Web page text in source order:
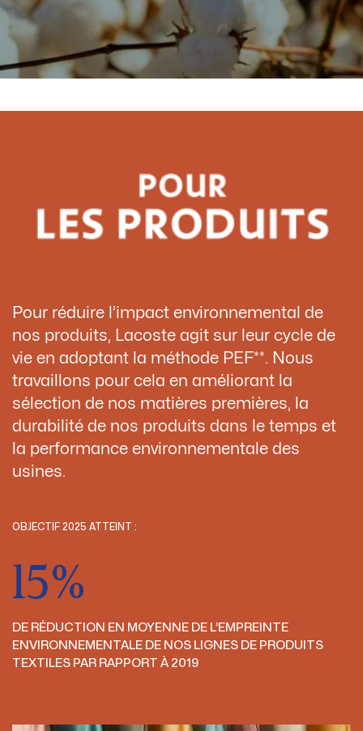
Pour réduire l’impact environnemental de
nos produits, Lacoste agit sur leur cycle de
vie en adoptant la méthode PEF**. Nous
travaillons pour cela en améliorant la
sélection de nos matières premières, la
durabilité de nos produits dans le temps et
la performance environnementale des
usines.
OBJECTIF 2025 ATTEINT :
15%
DE RÉDUCTION EN MOYENNE DE L’EMPREINTE
ENVIRONNEMENTALE DE NOS LIGNES DE PRODUITS
TEXTILES PAR RAPPORT À 2019